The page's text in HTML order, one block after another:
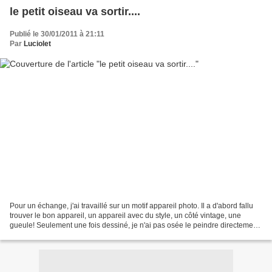
le petit oiseau va sortir....
Publié le 30/01/2011 à 21:11
Par Luciolet
Pour un échange, j'ai travaillé sur un motif appareil photo. Il a d'abord fallu
trouver le bon appareil, un appareil avec du style, un côté vintage, une
gueule! Seulement une fois dessiné, je n'ai pas osée le peindre directement